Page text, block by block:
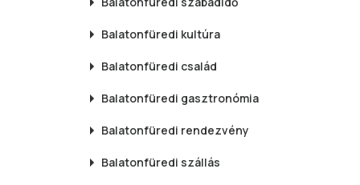
Balatonfüredi kultúra
Balatonfüredi család
Balatonfüredi gasztronómia
Balatonfüredi rendezvény
Balatonfüredi szállás